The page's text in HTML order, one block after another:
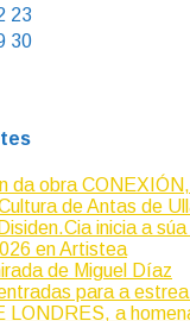
23
30
da obra
de Antas de
inicia a
en Artistea
de Miguel Díaz
para a
LONDRES, a